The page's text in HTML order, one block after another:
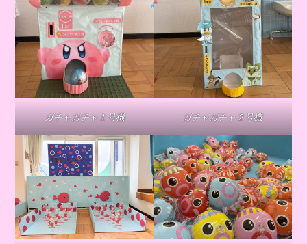
ガチャガチャ１号機 ガチャガチャ２号機